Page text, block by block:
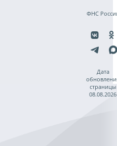
ФНС
Дата
страницы
08.08.2026